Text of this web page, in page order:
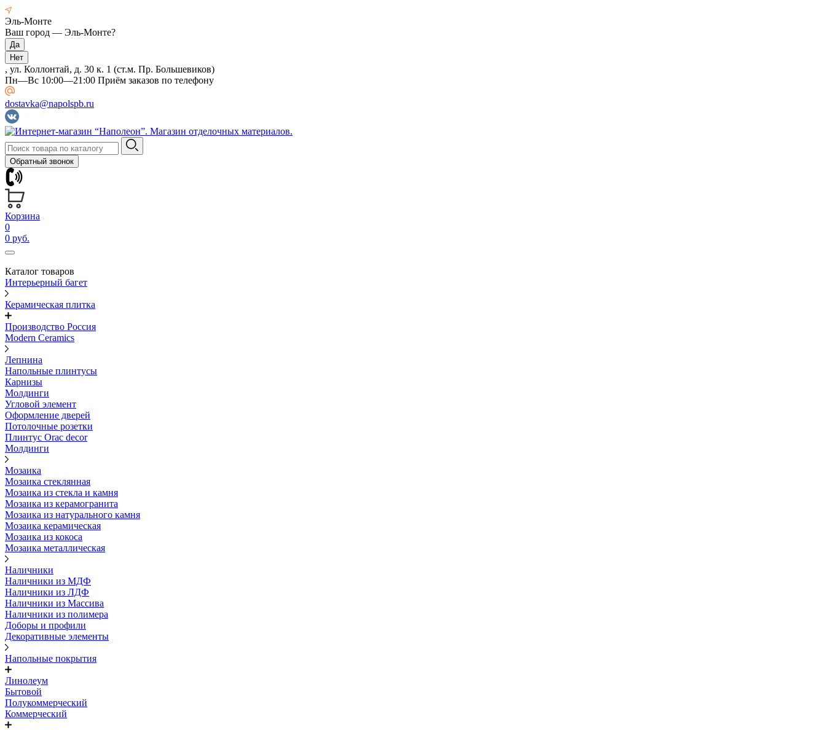
Эль-Монте
Ваш город — Эль-Монте?
, ул. Коллонтай, д. 30 к. 1 (ст.м. Пр. Большевиков)
Пн—Вс 10:00—21:00 Приём заказов по телефону
dostavka@napolspb.ru
Обратный звонок
Корзина
0
0 руб.
Каталог товаров
Интерьерный багет
Керамическая плитка
Производство Россия
Modern Ceramics
Лепнина
Напольные плинтусы
Карнизы
Молдинги
Угловой элемент
Оформление дверей
Потолочные розетки
Плинтус Orac decor
Молдинги
Мозаика
Мозаика стеклянная
Мозаика из стекла и камня
Мозаика из керамогранита
Мозаика из натурального камня
Мозаика керамическая
Мозаика из кокоса
Мозаика металлическая
Наличники
Наличники из МДФ
Наличники из ЛДФ
Наличники из Массива
Наличники из полимера
Доборы и профили
Декоративные элементы
Напольные покрытия
Линолеум
Бытовой
Полукоммерческий
Коммерческий